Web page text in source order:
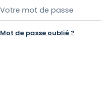
Mot de passe oublié ?